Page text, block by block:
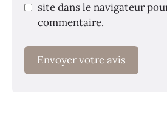
site dans le navigateur
commentaire.